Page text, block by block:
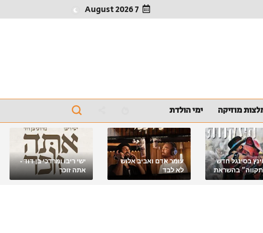
7 August 2026
מוזיקה ימי הולדת
בסינגל חדש
בהשראת
ננצח"
עומר אדם ואביב אלוש
לא לבד
ישי ריבו ומרדכי בן דוד -
אתה זוכר